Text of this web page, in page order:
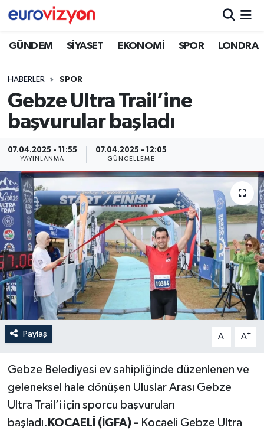
GÜNDEM SİYASET EKONOMİ SPOR LONDRA
HABERLER SPOR
Gebze Ultra Trail’ine
başvurular başladı
07.04.2025 - 11:55
YAYINLANMA
07.04.2025 - 12:05
GÜNCELLEME
Paylaş A- A+
Gebze Belediyesi ev sahipliğinde düzenlenen ve
geleneksel hale dönüşen Uluslar Arası Gebze
Ultra Trail’i için sporcu başvuruları
başladı. KOCAELİ (İGFA) - Kocaeli Gebze Ultra